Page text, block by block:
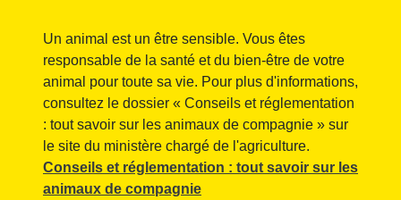
Un animal est un être sensible. Vous êtes
responsable de la santé et du bien-être de votre
animal pour toute sa vie. Pour plus d'informations,
consultez le dossier « Conseils et réglementation
: tout savoir sur les animaux de compagnie » sur
le site du ministère chargé de l'agriculture.
Conseils et réglementation : tout savoir sur les
animaux de compagnie